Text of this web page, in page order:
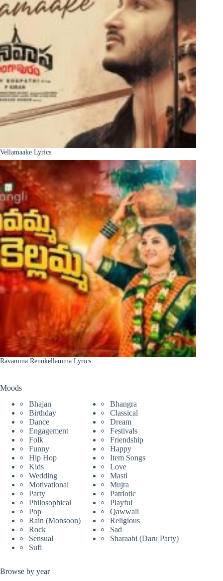
Vellamaake Lyrics
Ravamma Renukellamma Lyrics
Moods
Bhajan
Bhangra
Birthday
Classical
Dance
Dream
Engagement
Festivals
Folk
Friendship
Funny
Happy
Hip Hop
Item Songs
Kids
Love
Wedding
Masti
Motivational
Mujra
Party
Patriotic
Philosophical
Playful
Pop
Qawwali
Rain (Monsoon)
Religious
Rock
Sad
Sensual
Sharaabi (Daru Party)
Sufi
Browse by year